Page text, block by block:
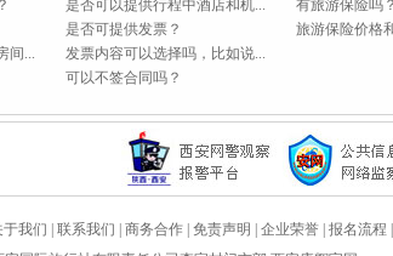
间...
是否可以提供行程中酒店和机...
是否可提供发票？
发票内容可以选择吗，比如说...
可以不签合同吗？
有旅游保险吗？
旅游保险价格
于我们 联系我们 商务合作 免责声明 企业荣誉 报名流程